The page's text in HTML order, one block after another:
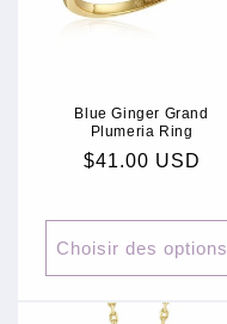
Blue Ginger Grand
Plumeria Ring
Prix
$41.00 USD
Choisir des options